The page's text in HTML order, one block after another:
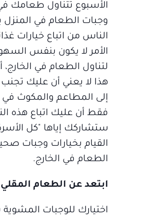
الأسبوع تتناول طعامك
وجبات الطعام في
الناس من اتباع خيارات
الأمر لا يكون بنفس
لتناول الطعام في
هذا لا يعني أن عليك تجنب
إلى المطاعم والمكوث في
فقط أن عليك اتباع هذه
ستشاركك إياها "كل
القيام بخيارات وجبات
الطعام في الخارج.
ابتعد عن الطعام المقلي
اختيارك للوجبات المشوية